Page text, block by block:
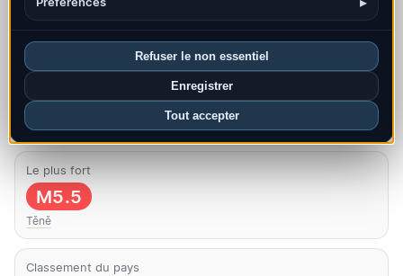
Refuser le non essentiel
Enregistrer
Tout accepter
FAQ
Séismes ce mois-ci
0
Dernier UTC : 2026-07-19 11:00:23
Le plus fort
M5.5
Těně
Classement du pays